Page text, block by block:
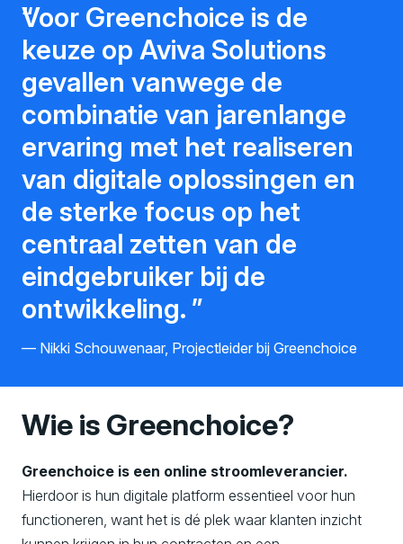
Voor Greenchoice is de
keuze op Aviva Solutions
gevallen vanwege de
combinatie van jarenlange
ervaring met het realiseren
van digitale oplossingen en
de sterke focus op het
centraal zetten van de
eindgebruiker bij de
ontwikkeling.
Nikki Schouwenaar, Projectleider bij Greenchoice
Wie is Greenchoice?
Greenchoice is een online stroomleverancier.
Hierdoor is hun digitale platform essentieel voor hun
functioneren, want het is dé plek waar klanten inzicht